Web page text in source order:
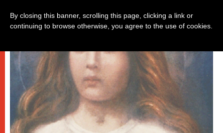
By closing this banner, scrolling this page, clicking a link or
continuing to browse otherwise, you agree to the use of cookies.